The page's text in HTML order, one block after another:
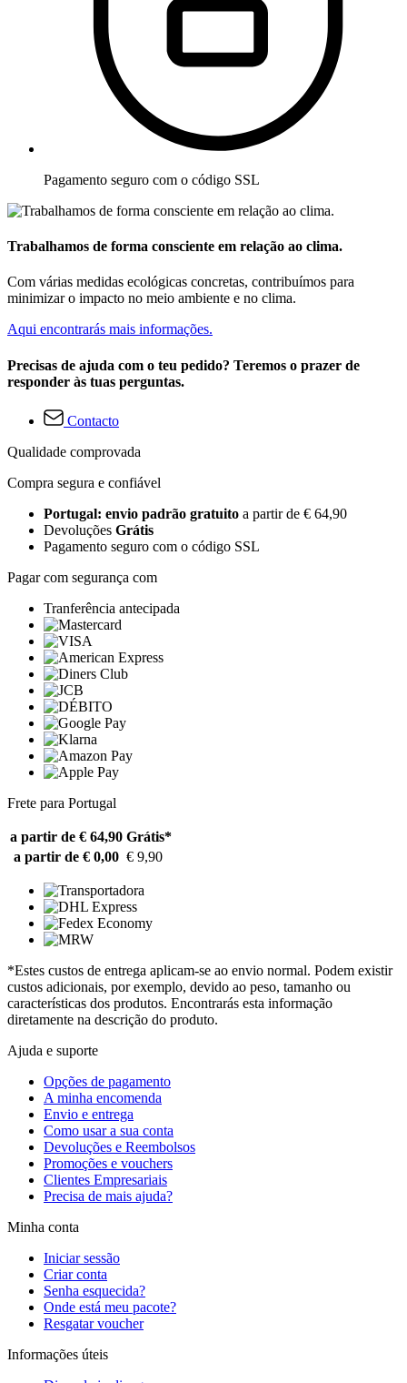
Pagamento seguro com o código SSL
Trabalhamos de forma consciente em relação ao clima.
Com várias medidas ecológicas concretas, contribuímos para
minimizar o impacto no meio ambiente e no clima.
Aqui encontrarás mais informações.
Precisas de ajuda com o teu pedido? Teremos o prazer de
responder às tuas perguntas.
Contacto
Qualidade comprovada
Compra segura e confiável
Portugal: envio padrão gratuito a partir de € 64,90
Devoluções Grátis
Pagamento seguro com o código SSL
Pagar com segurança com
Tranferência antecipada
Frete para Portugal
a partir de € 64,90 Grátis*
a partir de € 0,00 € 9,90
*Estes custos de entrega aplicam-se ao envio normal. Podem existir
custos adicionais, por exemplo, devido ao peso, tamanho ou
características dos produtos. Encontrarás esta informação
diretamente na descrição do produto.
Ajuda e suporte
Opções de pagamento
A minha encomenda
Envio e entrega
Como usar a sua conta
Devoluções e Reembolsos
Promoções e vouchers
Clientes Empresariais
Precisa de mais ajuda?
Minha conta
Iniciar sessão
Criar conta
Senha esquecida?
Onde está meu pacote?
Resgatar voucher
Informações úteis